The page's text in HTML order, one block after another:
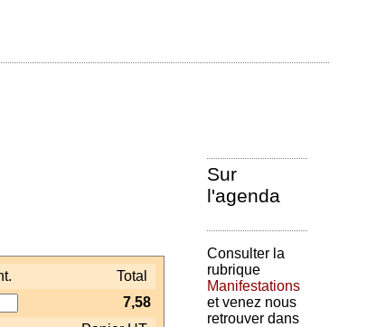
Total
7,58
Sur
l'agenda
Consulter la
rubrique
Manifestations
et venez nous
retrouver dans